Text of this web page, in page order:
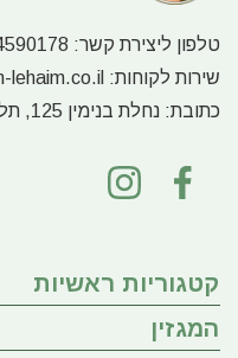
טלפון ליצירת קשר:
שירות לקוחות: lehaim.co.il
כתובת: נחלת בנימין 125, תל אביב
קטגוריות ראשיות
המגזין